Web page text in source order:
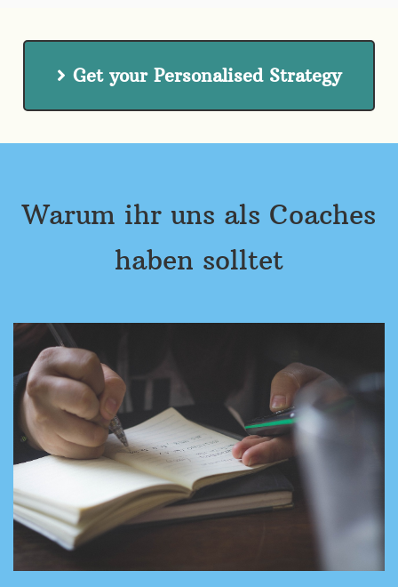
Get your Personalised Strategy
Warum ihr uns als Coaches
haben solltet